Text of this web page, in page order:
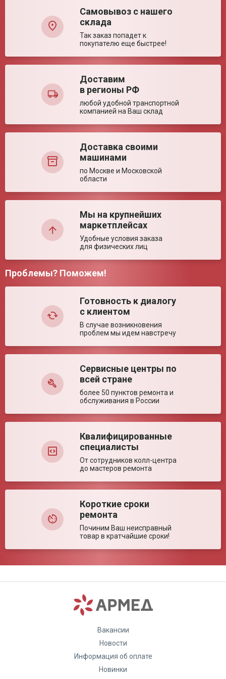
транспортной
25 шт.
Вес брутто (ед)
0.08 кг
2.1 кг
Технические характеристики
452 мм
20 мм
Мощность
15 Вт
55 В
газоразрядной трубки
Декларация о соответствии ЕАЭС N RU
Д-CN.PA05.B.70637/22
Ваша оценка:
Недостатки:
Оставить отзыв
Самовывоз с нашего
склада
Так заказ попадет к
покупателю еще быстрее!
Доставим
в регионы РФ
любой удобной транспортной
компанией на Ваш склад
Доставка своими
машинами
по Москве и Московской
области
Мы на крупнейших
маркетплейсах
Удобные условия заказа
для физических лиц
Проблемы? Поможем!
Готовность к диалогу
с клиентом
В случае возникновения
проблем мы идем навстречу
Сервисные центры по
всей стране
более 50 пунктов ремонта и
обслуживания в России
Квалифицированные
специалисты
От сотрудников колл-центра
до мастеров ремонта
Короткие сроки
ремонта
Починим Ваш неисправный
товар в кратчайшие сроки!
Вакансии
Новости
Информация об оплате
Новинки